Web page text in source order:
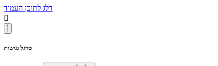
דלג לתוכן העמוד

סרגל נגישות